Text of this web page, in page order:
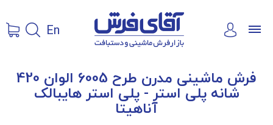
En
فرش ماشینی مدرن طرح 6005 الوان 420
شانه پلی استر - پلی استر هایبالک
آناهیتا